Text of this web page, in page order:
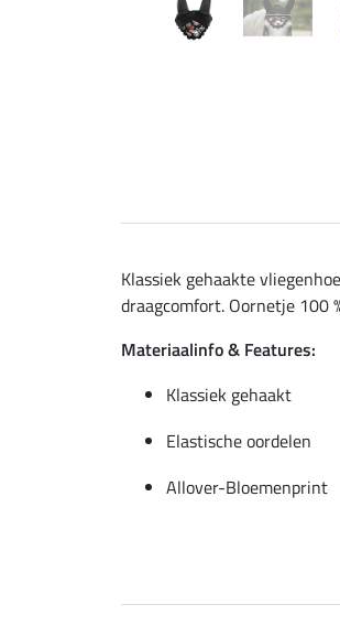
Klassiek gehaakte
draagcomfort. Oornetje 100
Materiaalinfo & Features:
Klassiek gehaakt
Elastische oordelen
Allover-Bloemenprint